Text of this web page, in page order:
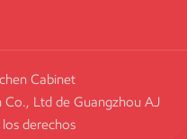
Cabinet
Ltd de Guangzhou AJ
derechos